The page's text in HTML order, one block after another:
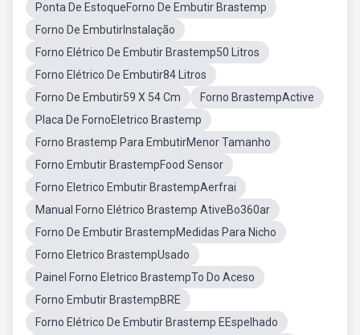
Ponta De EstoqueForno De Embutir Brastemp
Forno De EmbutirInstalação
Forno Elétrico De Embutir Brastemp50 Litros
Forno Elétrico De Embutir84 Litros
Forno De Embutir59 X 54 Cm
Forno BrastempActive
Placa De FornoEletrico Brastemp
Forno Brastemp Para EmbutirMenor Tamanho
Forno Embutir BrastempFood Sensor
Forno Eletrico Embutir BrastempAerfrai
Manual Forno Elétrico Brastemp AtiveBo360ar
Forno De Embutir BrastempMedidas Para Nicho
Forno Eletrico BrastempUsado
Painel Forno Eletrico BrastempTo Do Aceso
Forno Embutir BrastempBRE
Forno Elétrico De Embutir Brastemp EEspelhado